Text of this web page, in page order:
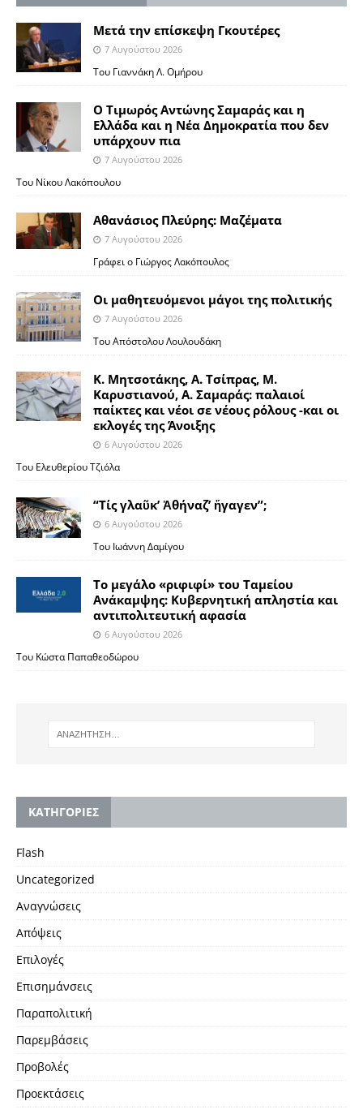
Μετά την επίσκεψη Γκουτέρες
7 Αυγούστου 2026
Του Γιαννάκη Λ. Ομήρου
Ο Τιμωρός Αντώνης Σαμαράς και η
Ελλάδα και η Νέα Δημοκρατία που δεν
υπάρχουν πια
7 Αυγούστου 2026
Του Νίκου Λακόπουλου
Αθανάσιος Πλεύρης: Μαζέματα
7 Αυγούστου 2026
Γράφει ο Γιώργος Λακόπουλος
Οι μαθητευόμενοι μάγοι της πολιτικής
7 Αυγούστου 2026
Του Απόστολου Λουλουδάκη
Κ. Μητσοτάκης, Α. Τσίπρας, Μ.
Καρυστιανού, Α. Σαμαράς: παλαιοί
παίκτες και νέοι σε νέους ρόλους -και οι
εκλογές της Άνοιξης
6 Αυγούστου 2026
Του Ελευθερίου Τζιόλα
“Τίς γλαῦκ’ Ἀθήναζ’ ἤγαγεν”;
6 Αυγούστου 2026
Του Ιωάννη Δαμίγου
Το μεγάλο «ριφιφί» του Ταμείου
Ανάκαμψης: Κυβερνητική απληστία και
αντιπολιτευτική αφασία
6 Αυγούστου 2026
Του Κώστα Παπαθεοδώρου
KΑΤΗΓΟΡΙΕΣ
Flash
Uncategorized
Αναγνώσεις
Απόψεις
Επιλογές
Επισημάνσεις
Παραπολιτική
Παρεμβάσεις
Προβολές
Προεκτάσεις